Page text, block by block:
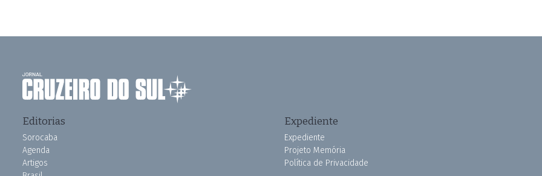
Editorias
Sorocaba
Agenda
Artigos
Expediente
Expediente
Projeto Memória
Política de Privacidade